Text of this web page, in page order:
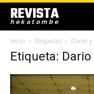
REVISTA
hekatombe
Inicio Etiquetas Dario y
Etiqueta: